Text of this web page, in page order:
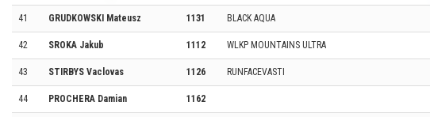
41 GRUDKOWSKI Mateusz 1131 BLACK AQUA
42 SROKA Jakub 1112 WLKP MOUNTAINS ULTRA
43 STIRBYS Vaclovas 1126 RUNFACEVASTI
44 PROCHERA Damian 1162